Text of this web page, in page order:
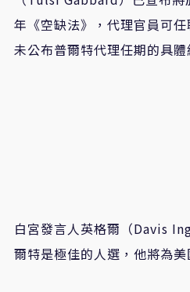
年《空缺法》，代理官員可
未公布普爾特代理任期的具體
白宮發言人英格爾（Davis
爾特是極佳的人選，他將為美